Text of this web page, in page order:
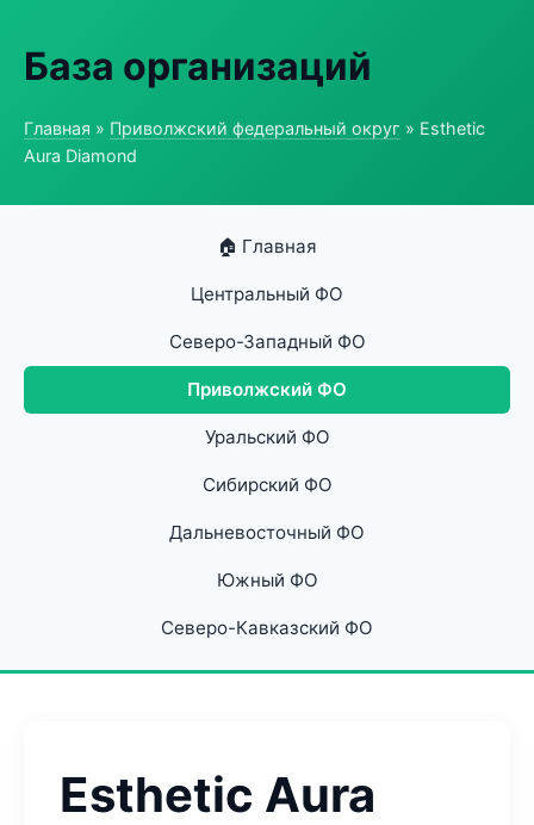
База организаций
Главная » Приволжский федеральный округ » Esthetic
Aura Diamond
🏠 Главная
Центральный ФО
Северо-Западный ФО
Приволжский ФО
Уральский ФО
Сибирский ФО
Дальневосточный ФО
Южный ФО
Северо-Кавказский ФО
Esthetic Aura